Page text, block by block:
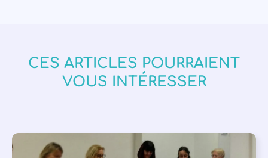
CES ARTICLES POURRAIENT
VOUS INTÉRESSER
APPEL À SOUTIEN , VIE DE L'ASSOCIATION